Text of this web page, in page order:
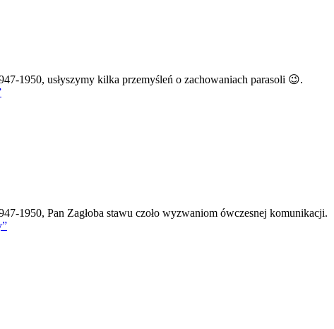
1950, usłyszymy kilka przemyśleń o zachowaniach parasoli 😉.
1950, Pan Zagłoba stawu czoło wyzwaniom ówczesnej komunikacji.